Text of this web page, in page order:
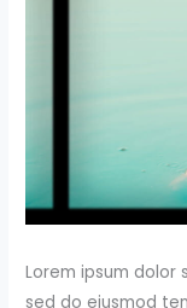
Lorem ipsum dolor
sed do eiusmod